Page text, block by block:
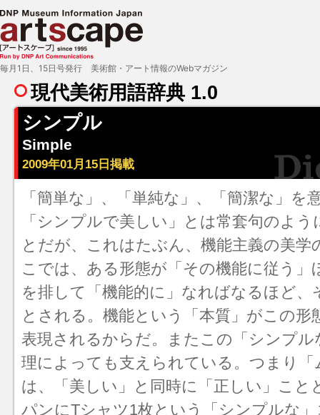
現代美術用語辞典 1.0
シンプル
Simple
2009年01月15日掲載
「簡単な」、「単純な」、「簡潔な」を
「シンプルで美しい」とは常套句のよ
とだが、これはたぶん、機能主義の美学
こでは、ある形態が「その機能に従う」
を排して「機能的に」なればなるほど、
とされる。機能という「本質」がこの形
表現されるからだ。またこの「シンプル
理によっても支えられている。つまり
は、「美しい」と同時に「正しい」こと
パンにTシャツ1枚という「シンプルな
毎月1日、15日号発行 美術館・アート情報のWebマガジン